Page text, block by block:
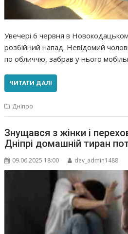
Увечері 6 червня в
розбійний напад. Невідомий
по обличчю, забрав у нього
ЧИТАТИ ДАЛІ
Дніпро
Знущався з жінки і
Дніпрі домашній тиран
09.06.2025 18:00 dev_admin1488